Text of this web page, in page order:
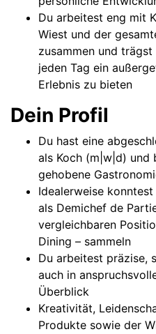
Du arbeitest eng mit
Wiest und der
zusammen und
jeden Tag ein
Erlebnis zu bieten
Dein Profil
Du hast eine
als Koch (m|w|d) und
gehobene
Idealerweise
als Demichef de
vergleichbaren
Dining – sammeln
Du arbeitest präzise,
auch in
Überblick
Kreativität,
Produkte sowie der